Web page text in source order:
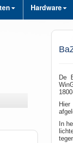
Hardware
De
In